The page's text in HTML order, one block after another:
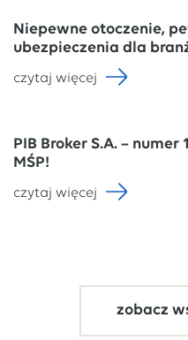
Niepewne otoczenie,
ubezpieczenia dla
czytaj więcej
PIB Broker S.A. –
MŚP!
czytaj więcej
zobacz